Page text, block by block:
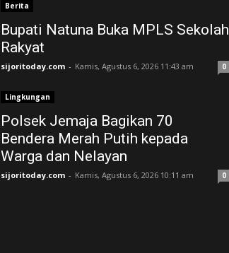
Berita
Bupati Natuna Buka MPLS Sekolah
Rakyat
sijoritoday.com - Kamis, Agustus 6, 2026 11:43 am 0
Lingkungan
Polsek Jemaja Bagikan 70
Bendera Merah Putih kepada
Warga dan Nelayan
sijoritoday.com - Kamis, Agustus 6, 2026 10:11 am 0